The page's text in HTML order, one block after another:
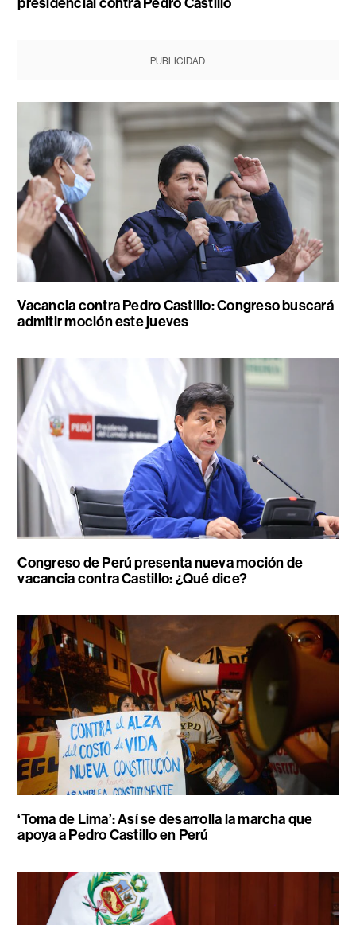
PUBLICIDAD
Vacancia contra Pedro Castillo: Congreso buscará
admitir moción este jueves
Congreso de Perú presenta nueva moción de
vacancia contra Castillo: ¿Qué dice?
‘Toma de Lima’: Así se desarrolla la marcha que
apoya a Pedro Castillo en Perú